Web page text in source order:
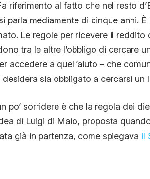
riferimento al fatto che nel resto
parla mediamente di cinque anni.
Le regole per ricevere il
tra le altre l’obbligo di cercare
accedere a quell’aiuto – che
sia obbligato a cercarsi un
po’ sorridere è che la regola dei
di Luigi di Maio, proposta
già in partenza, come spiegava il